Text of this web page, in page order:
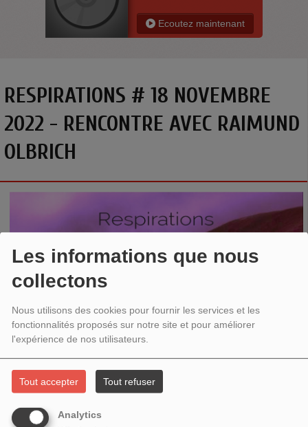
Les informations que nous
collectons
Nous utilisons des cookies pour fournir les services et les
fonctionnalités proposés sur notre site et pour améliorer
l'expérience de nos utilisateurs.
Tout accepter Tout refuser
Analytics
Ecoutez maintenant
RESPIRATIONS # 18 NOVEMBRE
2022 - RENCONTRE AVEC RAIMUND
OLBRICH
Rencontre avec Raimund Olbrich
vivant, parole vivante. Vision d'un permaculteur zen